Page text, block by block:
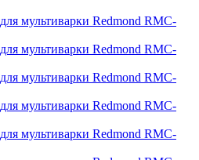
мультиварки Redmond RMC-
мультиварки Redmond RMC-
мультиварки Redmond RMC-
мультиварки Redmond RMC-
мультиварки Redmond RMC-